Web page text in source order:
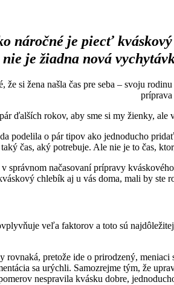
náročné je piecť
je žiadna nová
si žena našla čas pre seba – svoju
ďalších rokov, aby sme si my žienky, ale
podelila o pár tipov ako jednoducho
čas, aký potrebuje. Ale nie je to čas,
správnom načasovaní prípravy
chlebík aj u vás doma, mali by ste
veľa faktorov a toto sú
rovnaká, pretože ide o prirodzený,
sa urýchli. Samozrejme tým, že
nespravila kvásku dobre,